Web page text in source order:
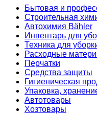
Бытовая и
Строительная
Автохимия Bähler
Инвентарь для
Техника для
Расходные
Перчатки
Средства защиты
Гигиеническая
Упаковка,
Автотовары
Хозтовары